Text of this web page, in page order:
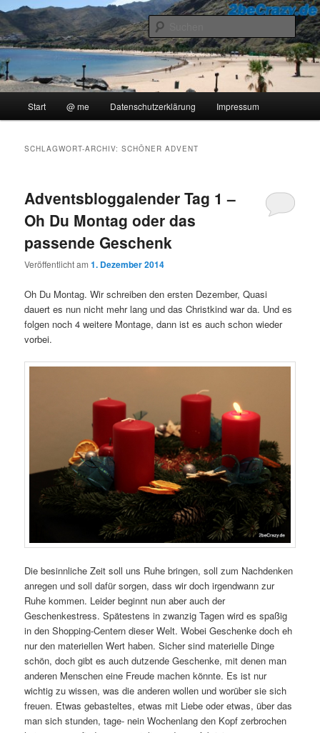
Zum
primären
Inhalt
springen
Zum
sekundären
Inhalt
springen2beCrazy
..::Ollis Blog::..
Start @ me Datenschutzerklärung Impressum
SCHLAGWORT-ARCHIV:SCHÖNER ADVENT
Adventsbloggalender Tag 1 –
Oh Du Montag oder das
passende Geschenk
Veröffentlicht am1. Dezember 2014
Oh Du Montag. Wir schreiben den ersten Dezember, Quasi
dauert es nun nicht mehr lang und das Christkind war da. Und es
folgen noch 4 weitere Montage, dann ist es auch schon wieder
vorbei.
Die besinnliche Zeit soll uns Ruhe bringen, soll zum Nachdenken
anregen und soll dafür sorgen, dass wir doch irgendwann zur
Ruhe kommen. Leider beginnt nun aber auch der
Geschenkestress. Spätestens in zwanzig Tagen wird es spaßig
in den Shopping-Centern dieser Welt. Wobei Geschenke doch eh
nur den materiellen Wert haben. Sicher sind materielle Dinge
schön, doch gibt es auch dutzende Geschenke, mit denen man
anderen Menschen eine Freude machen könnte. Es ist nur
wichtig zu wissen, was die anderen wollen und worüber sie sich
freuen. Etwas gebasteltes, etwas mit Liebe oder etwas, über das
man sich stunden, tage- nein Wochenlang den Kopf zerbrochen